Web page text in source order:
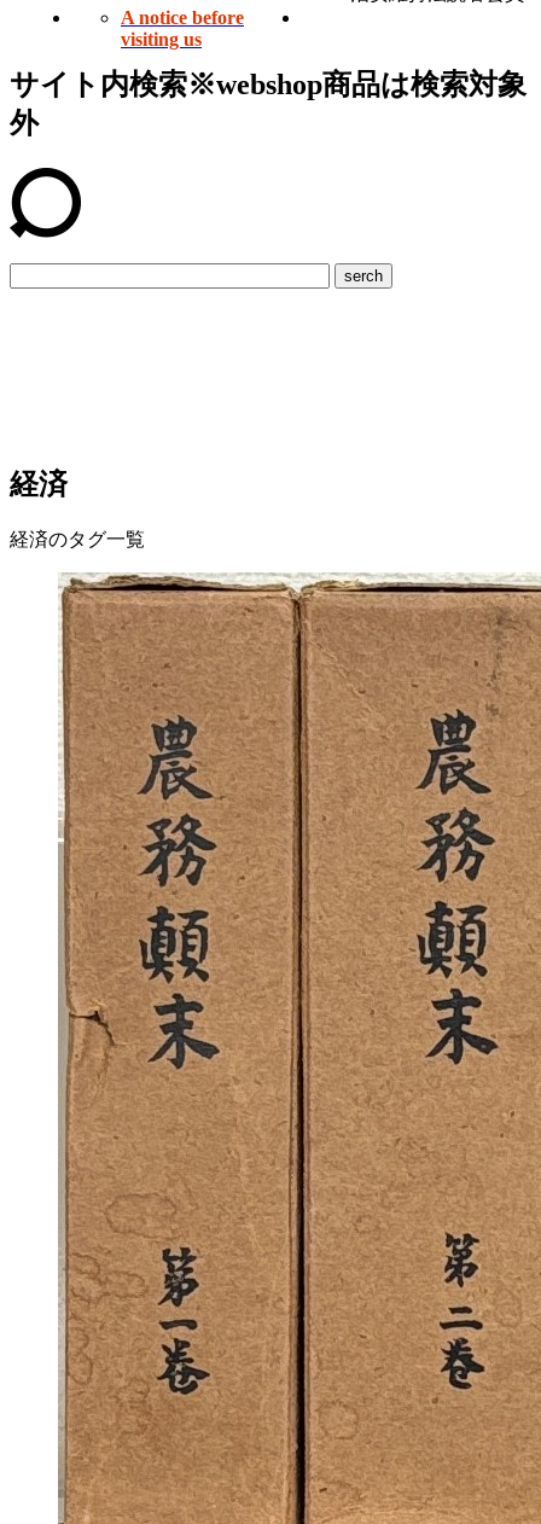
A notice before
visiting us
サイト内検索※webshop商品は検索対象
外
serch
経済
経済のタグ一覧